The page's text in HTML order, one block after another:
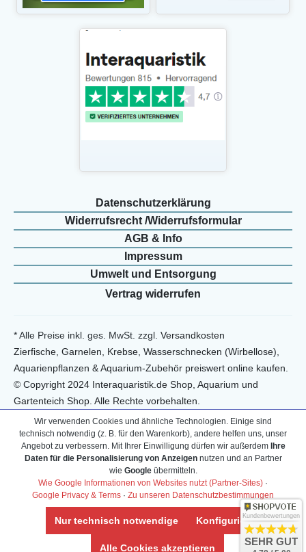
Daten­schutz­erklärung
Widerrufs­recht /Widerrufs­formular
AGB & Info
Impressum
Umwelt und Entsorgung
Vertrag widerrufen
* Alle Preise inkl. ges. MwSt. zzgl. Versandkosten
Zierfische, Garnelen, Krebse, Wasserschnecken (Wirbellose),
Aquarienpflanzen & Aquarium-Zubehör preiswert online kaufen.
© Copyright 2024 Interaquaristik.de Shop, Aquarium und
Gartenteich Shop. Alle Rechte vorbehalten.
Wir verwenden Cookies und ähnliche Technologien. Einige sind
technisch notwendig (z. B. für den Warenkorb), andere helfen uns, unser
Angebot zu verbessern. Mit Ihrer Einwilligung dürfen wir außerdem Ihre
Daten für die Personalisierung von Anzeigennutzen und an Partner
wie Googleübermitteln.
Wie Google Informationen von Websites nutzt (Partner-Sites) ·
Google Privacy & Terms · Zu unseren Datenschutzbestimmungen
Nur technisch notwendige Konfigurieren
Alle Cookies akzeptieren
Kundenbewertungen
SEHR GUT